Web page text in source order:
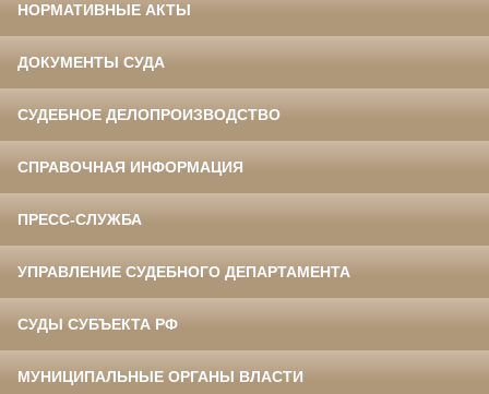
НОРМАТИВНЫЕ АКТЫ
ДОКУМЕНТЫ СУДА
СУДЕБНОЕ ДЕЛОПРОИЗВОДСТВО
СПРАВОЧНАЯ ИНФОРМАЦИЯ
ПРЕСС-СЛУЖБА
УПРАВЛЕНИЕ СУДЕБНОГО ДЕПАРТАМЕНТА
СУДЫ СУБЪЕКТА РФ
МУНИЦИПАЛЬНЫЕ ОРГАНЫ ВЛАСТИ